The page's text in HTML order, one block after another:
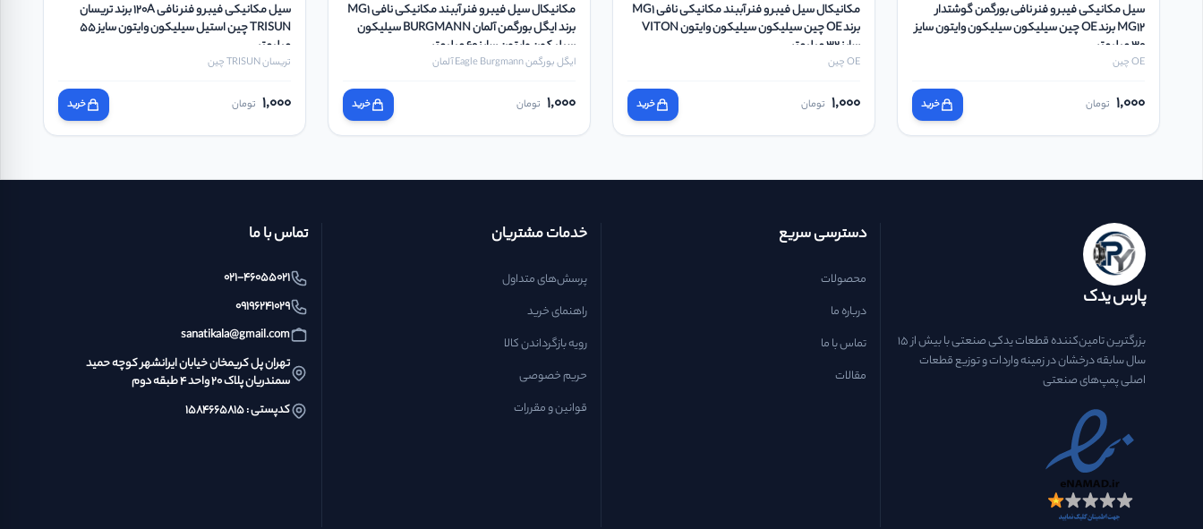
سیل مکانیکی فیبر و فنر نافی بورگمن گوشتدار
MG12 برند OE چین سیلیکون سیلیکون وایتون سایز
30 میلیمتر
OE چین
1,000 تومان خرید
مکانیکال سیل فیبر و فنر آببند مکانیکی نافی MG1
برند OE چین سیلیکون سیلیکون وایتون VITON
سایز 32 میلیمتر
OE چین
1,000 تومان خرید
مکانیکال سیل فیبر و فنر آببند مکانیکی نافی MG1
برند ایگل بورگمن آلمان BURGMANN سیلیکون
سیلیکون وایتون سایز 60 میلیمتر
ایگل بورگمن Eagle Burgmann آلمان
1,000 تومان خرید
سیل مکانیکی فیبر و فنر نافی 120A برند تریسان
TRISUN چین استیل سیلیکون وایتون سایز 55
میلیمتر
تریسان TRISUN چین
1,000 تومان خرید
پارس یدک
بزرگترین تامین‌کننده قطعات یدکی صنعتی با بیش از ۱۵
سال سابقه درخشان در زمینه واردات و توزیع قطعات
اصلی پمپ‌های صنعتی
دسترسی سریع
محصولات
درباره ما
تماس با ما
مقالات
خدمات مشتریان
پرسش‌های متداول
راهنمای خرید
رویه بازگرداندن کالا
حریم خصوصی
قوانین و مقررات
تماس با ما
021-46055021
09196241029
sanatikala@gmail.com
تهران پل کریمخان خیابان ایرانشهر کوچه حمید
سمندریان پلاک ۲۰ واحد ۴ طبقه دوم
کدپستی : ۱۵۸۴۶۶۵۸۱۵